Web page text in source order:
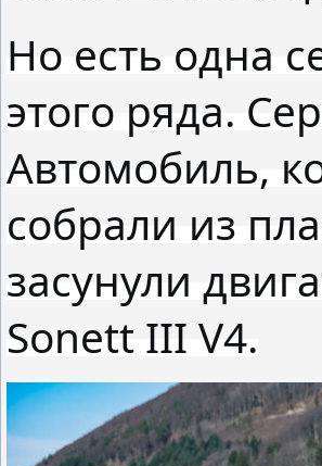
Но есть одна
этого ряда.
Автомобиль,
собрали из
засунули
Sonett III V4.